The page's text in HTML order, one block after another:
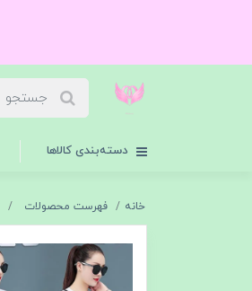
دسته‌بندی کالاها
خانه فهرست محصولات